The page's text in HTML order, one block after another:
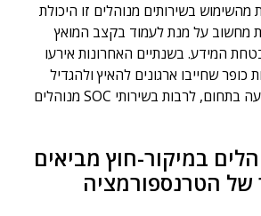
מהשימוש בשירותים מנוהלים זו היכולת
מחשוב על מנת לעמוד בקצב המואץ
המידע. בשנתיים האחרונות אירעו
כופר שחייבו ארגונים להאיץ ולהגדיל
משמעותית את ההשקעה בתחום, לרבות בשירותי SOC מנוהלים
במיקור-חוץ מביאים
של הטרנספורמציה